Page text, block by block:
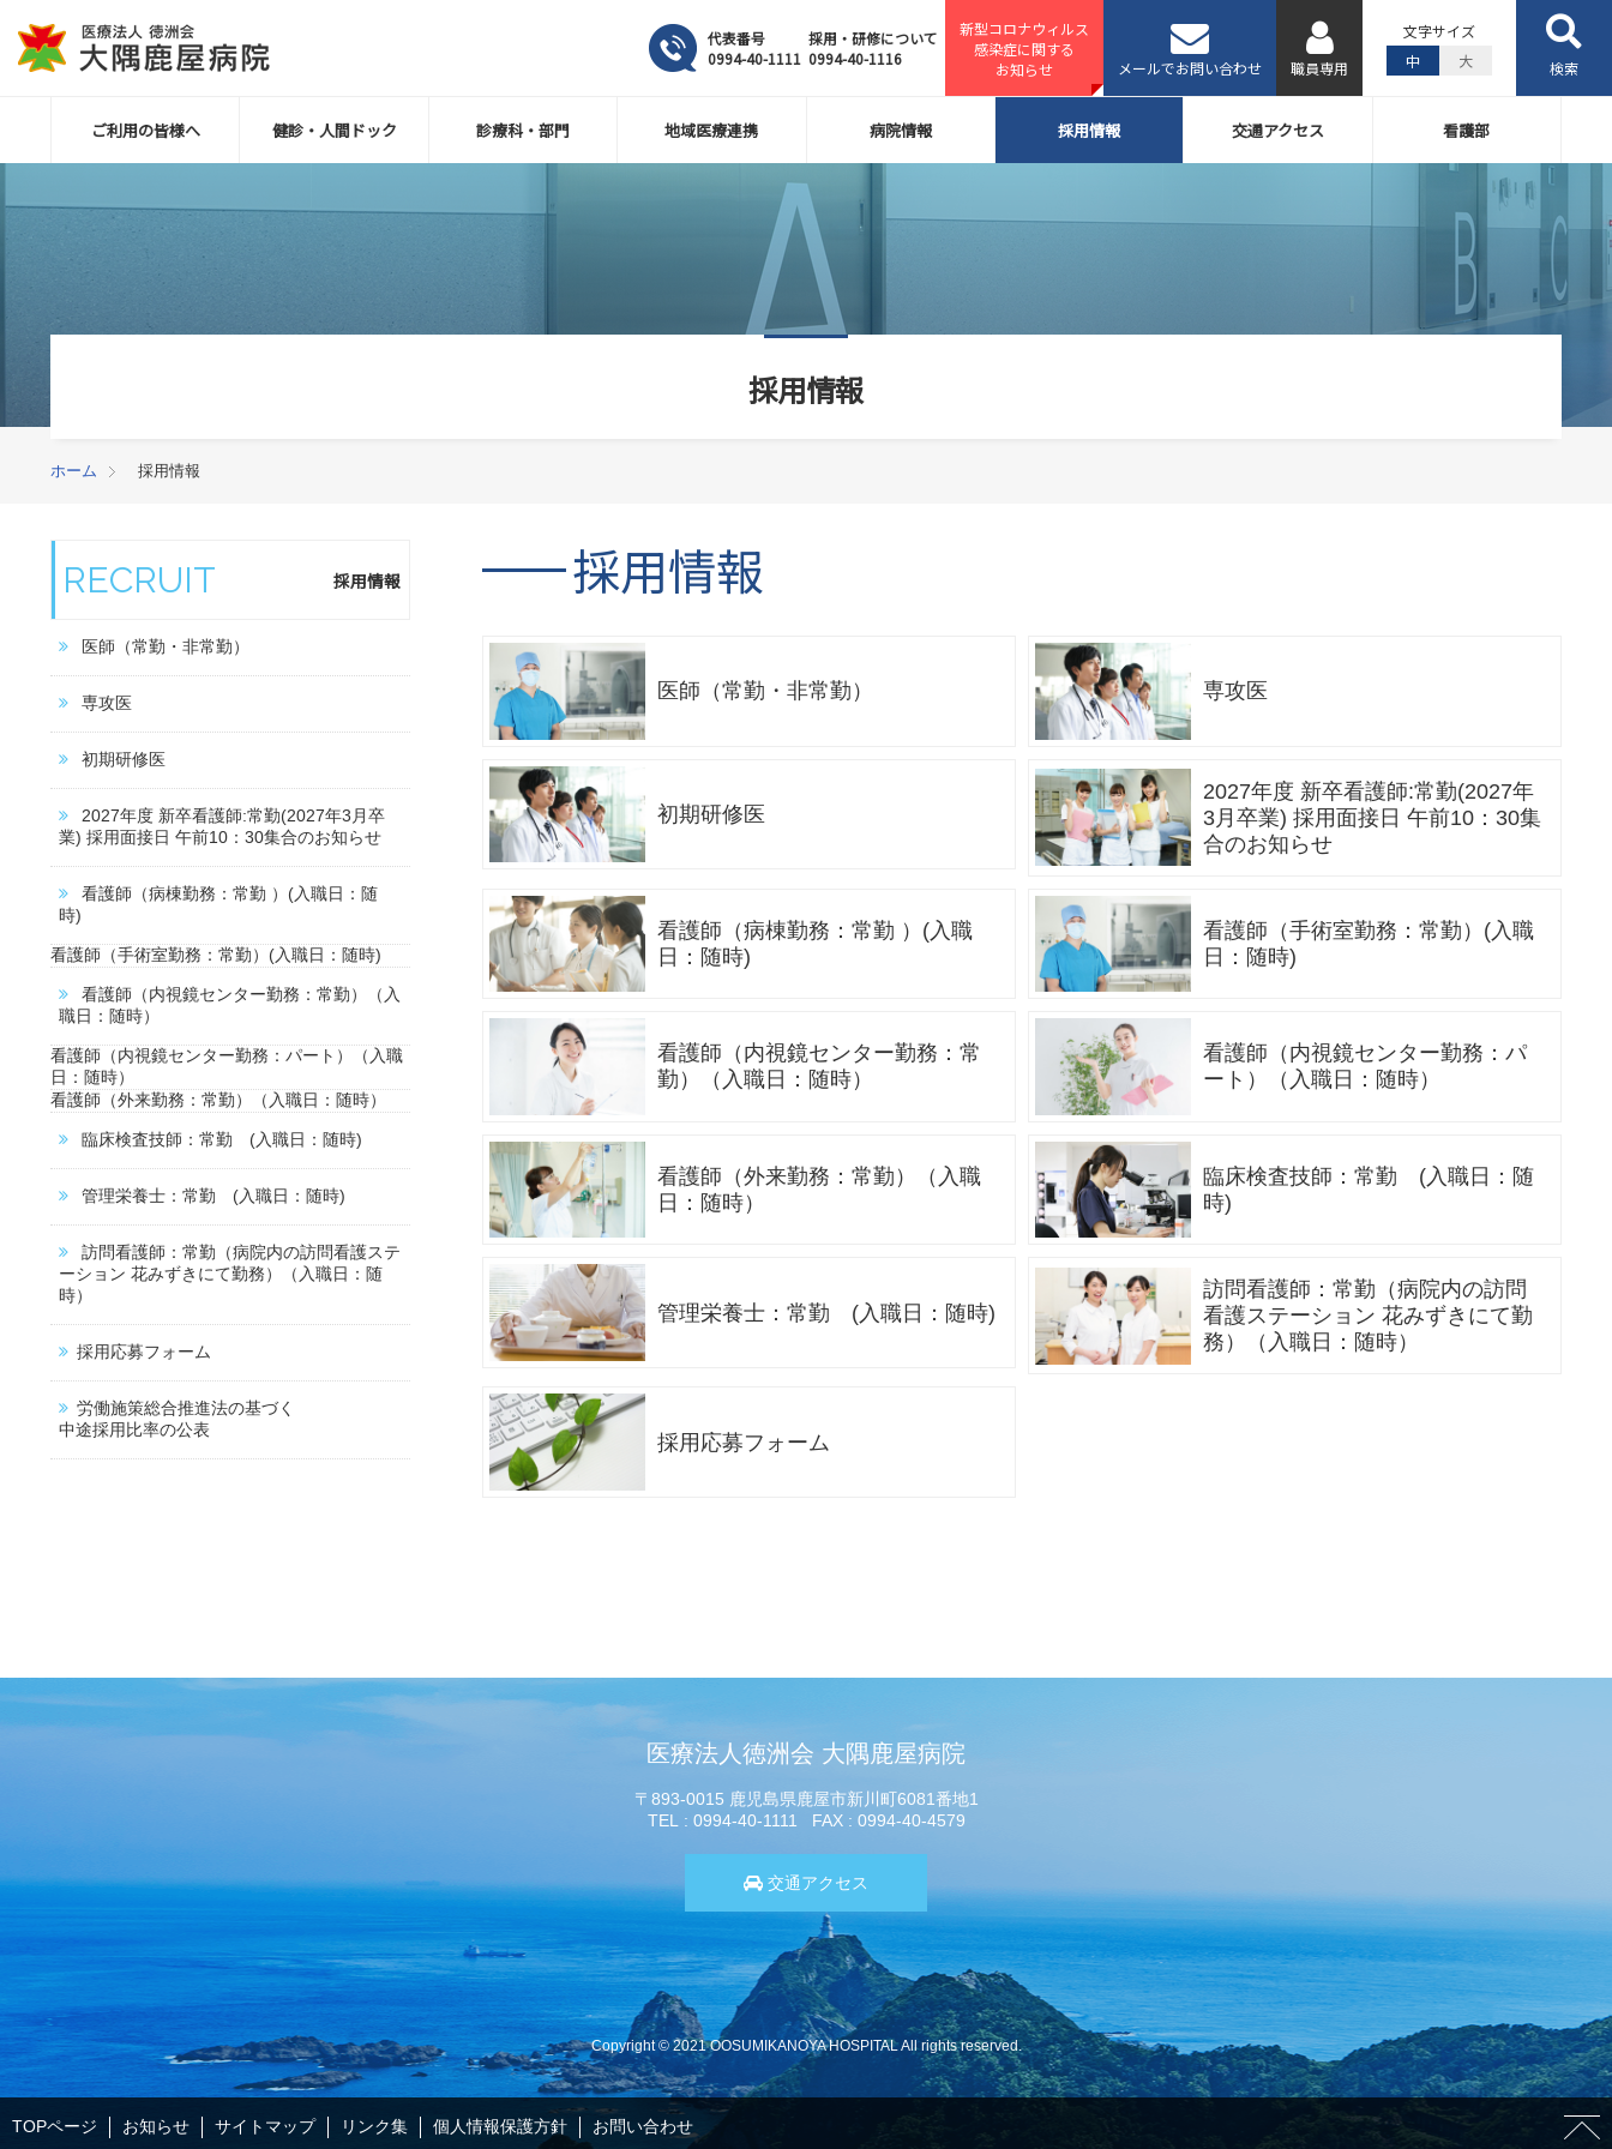
代表番号
0994-40-1111
採用・研修について
0994-40-1116
新型コロナウィルス
感染症に関する
お知らせ
メールでお問い合わせ 職員専用
文字サイズ
中
大 検索
ご利用の皆様へ 健診・人間ドック 診療科・部門 地域医療連携 病院情報 採用情報 交通アクセス 看護部
採用情報
ホーム 採用情報
採用情報
医師（常勤・非常勤） 専攻医
初期研修医
2027年度 新卒看護師:常勤(2027年
3月卒業) 採用面接日 午前10：30集
合のお知らせ
看護師（病棟勤務：常勤 ）(入職
日：随時)
看護師（手術室勤務：常勤）(入職
日：随時)
看護師（内視鏡センター勤務：常
勤）（入職日：随時）
看護師（内視鏡センター勤務：パ
ート）（入職日：随時）
看護師（外来勤務：常勤）（入職
日：随時）
臨床検査技師：常勤 (入職日：随
時)
管理栄養士：常勤 (入職日：随時)
訪問看護師：常勤（病院内の訪問
看護ステーション 花みずきにて勤
務）（入職日：随時）
採用応募フォーム
RECRUIT 採用情報
医師（常勤・非常勤）
専攻医
初期研修医
2027年度 新卒看護師:常勤(2027年3月卒
業) 採用面接日 午前10：30集合のお知らせ
看護師（病棟勤務：常勤 ）(入職日：随
時)
看護師（手術室勤務：常勤）(入職日：随時)
看護師（内視鏡センター勤務：常勤）（入
職日：随時）
看護師（内視鏡センター勤務：パート）（入職
日：随時）
看護師（外来勤務：常勤）（入職日：随時）
臨床検査技師：常勤 (入職日：随時)
管理栄養士：常勤 (入職日：随時)
訪問看護師：常勤（病院内の訪問看護ステ
ーション 花みずきにて勤務）（入職日：随
時）
採用応募フォーム
労働施策総合推進法の基づく
中途採用比率の公表
医療法人徳洲会 大隅鹿屋病院
〒893-0015 鹿児島県鹿屋市新川町6081番地1
TEL
0994-40-1111 FAX 0994-40-4579
交通アクセス
Copyright © 2021 OOSUMIKANOYA HOSPITALAll rights reserved.
TOPページ お知らせ サイトマップ リンク集 個人情報保護方針 お問い合わせ